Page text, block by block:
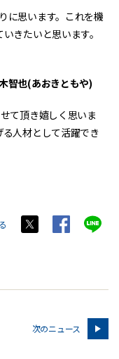
に思います。これを機
きたいと思います。
智也(あおきともや)
て頂き嬉しく思いま
人材として活躍でき
次のニュース